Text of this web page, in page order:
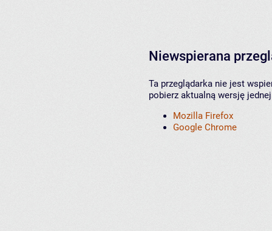
Niewspierana
Ta przeglądarka nie jest
pobierz aktualną wersję
Mozilla Firefox
Google Chrome